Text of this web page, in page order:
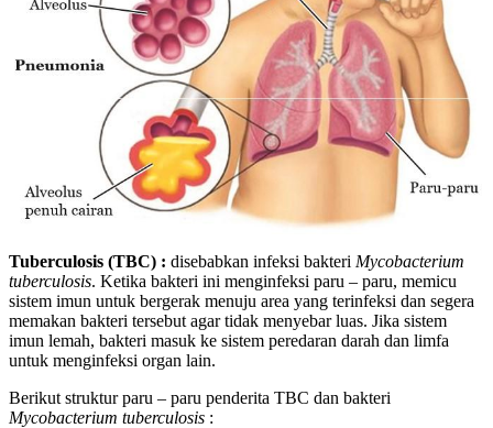
Tuberculosis (TBC) : disebabkan infeksi bakteri Mycobacterium
tuberculosis. Ketika bakteri ini menginfeksi paru – paru, memicu
sistem imun untuk bergerak menuju area yang terinfeksi dan segera
memakan bakteri tersebut agar tidak menyebar luas. Jika sistem
imun lemah, bakteri masuk ke sistem peredaran darah dan limfa
untuk menginfeksi organ lain.
Berikut struktur paru – paru penderita TBC dan bakteri
Mycobacterium tuberculosis :